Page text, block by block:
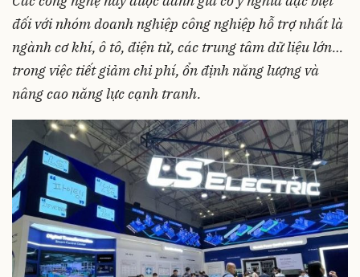
đối với nhóm doanh nghiệp công nghiệp hỗ trợ nhất là
ngành cơ khí, ô tô, điện tử, các trung tâm dữ liệu lớn…
trong việc tiết giảm chi phí, ổn định năng lượng và
nâng cao năng lực cạnh tranh.